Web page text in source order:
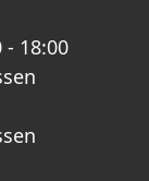
- 18:00